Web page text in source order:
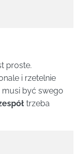
proste.
i rzetelnie
musi być swego
trzeba